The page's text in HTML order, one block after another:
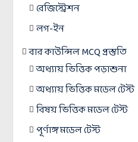
রেজিস্ট্রেশন
লগ-ইন
বার কাউন্সিল MCQ প্রস্তুতি
অধ্যায় ভিত্তিক পড়াশুনা
অধ্যায় ভিত্তিক মডেল টেস্ট
বিষয় ভিত্তিক মডেল টেস্ট
পূর্ণাঙ্গ মডেল টেস্ট